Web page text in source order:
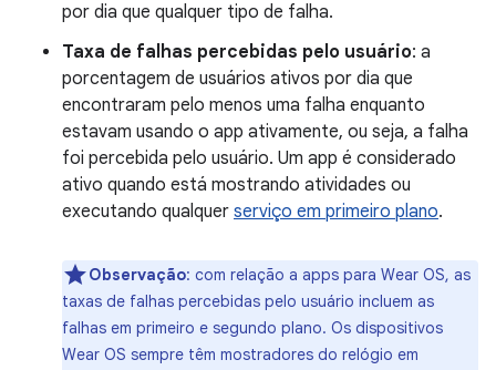
por dia que qualquer tipo de falha.
Taxa de falhas percebidas pelo usuário: a
porcentagem de usuários ativos por dia que
encontraram pelo menos uma falha enquanto
estavam usando o app ativamente, ou seja, a falha
foi percebida pelo usuário. Um app é considerado
ativo quando está mostrando atividades ou
executando qualquer serviço em primeiro plano.
Observação: com relação a apps para Wear OS, as
taxas de falhas percebidas pelo usuário incluem as
falhas em primeiro e segundo plano. Os dispositivos
Wear OS sempre têm mostradores do relógio em